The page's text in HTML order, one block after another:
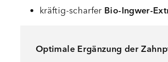
kräftig-scharferBio-Ingwer-
Optimale Ergänzung der